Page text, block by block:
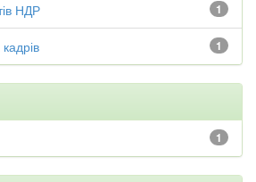
1
НДР
1
1